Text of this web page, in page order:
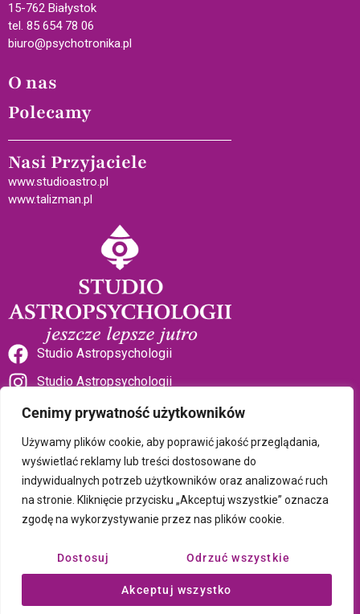
Cenimy prywatność użytkowników
Używamy plików cookie, aby poprawić jakość przeglądania,
wyświetlać reklamy lub treści dostosowane do
indywidualnych potrzeb użytkowników oraz analizować ruch
na stronie. Kliknięcie przycisku „Akceptuj wszystkie” oznacza
zgodę na wykorzystywanie przez nas plików cookie.
Dostosuj Odrzuć wszystkie
Akceptuj wszystko
15-762 Białystok
tel. 85 654 78 06
biuro@psychotronika.pl
O nas
Polecamy
Nasi Przyjaciele
www.studioastro.pl
www.talizman.pl
Studio Astropsychologii
Studio Astropsychologii
Sklep Talizman
Polityka prywatności i plików cookie
Wszystkie treści umieszczone na tej stronie są chronione prawem